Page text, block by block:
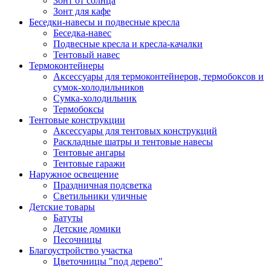
Зонт для кафе
Беседки-навесы и подвесные кресла
Беседка-навес
Подвесные кресла и кресла-качалки
Тентовый навес
Термоконтейнеры
Аксессуары для термоконтейнеров, термобоксов и
сумок-холодильников
Сумка-холодильник
Термобоксы
Тентовые конструкции
Аксессуары для тентовых конструкций
Раскладные шатры и тентовые навесы
Тентовые ангары
Тентовые гаражи
Наружное освещение
Праздничная подсветка
Светильники уличные
Детские товары
Батуты
Детские домики
Песочницы
Благоустройство участка
Цветочницы "под дерево"